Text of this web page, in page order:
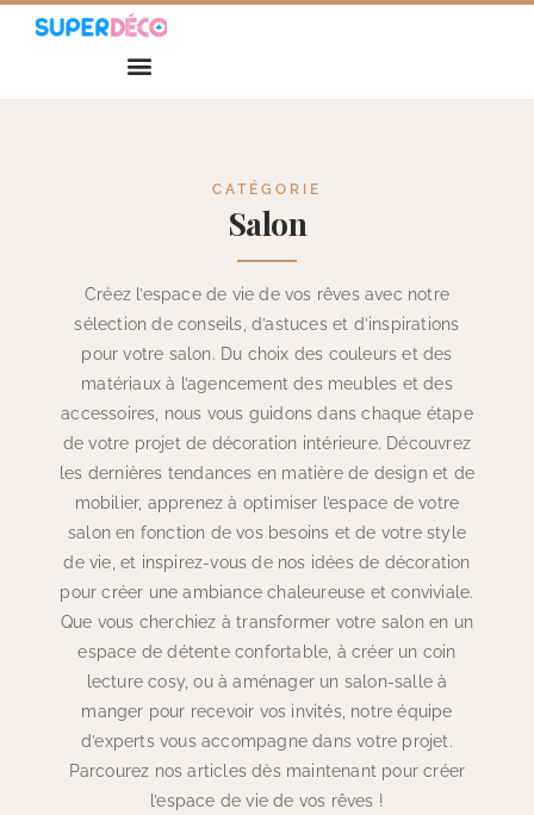
CATÉGORIE
Salon
Créez l’espace de vie de vos rêves avec notre
sélection de conseils, d’astuces et d’inspirations
pour votre salon. Du choix des couleurs et des
matériaux à l’agencement des meubles et des
accessoires, nous vous guidons dans chaque étape
de votre projet de décoration intérieure. Découvrez
les dernières tendances en matière de design et de
mobilier, apprenez à optimiser l’espace de votre
salon en fonction de vos besoins et de votre style
de vie, et inspirez-vous de nos idées de décoration
pour créer une ambiance chaleureuse et conviviale.
Que vous cherchiez à transformer votre salon en un
espace de détente confortable, à créer un coin
lecture cosy, ou à aménager un salon-salle à
manger pour recevoir vos invités, notre équipe
d’experts vous accompagne dans votre projet.
Parcourez nos articles dès maintenant pour créer
l’espace de vie de vos rêves !